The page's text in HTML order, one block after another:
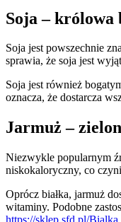
Soja – królowa
Soja jest powszechnie
sprawia, że soja jest
Soja jest również
oznacza, że dostarcza
Jarmuż –
Niezwykle popularnym
niskokaloryczny, co
Oprócz białka, jarmuż
witaminy. Podobne